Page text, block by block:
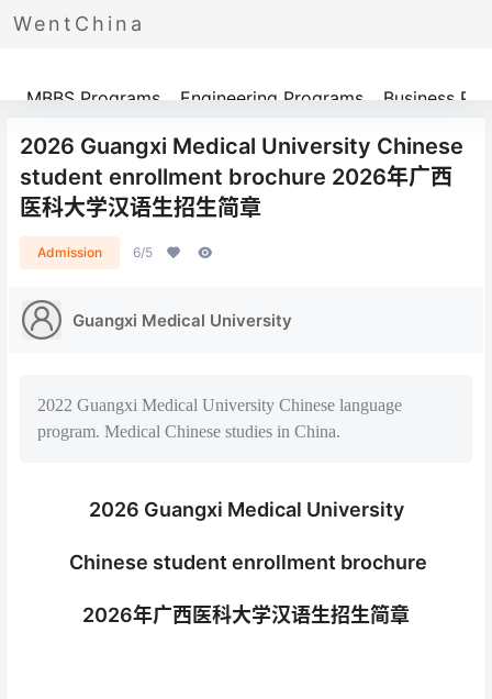
WentChina
Programs
MBBS Programs Engineering Programs Business
2026 Guangxi Medical University Chinese
student enrollment brochure 2026年广西
医科大学汉语生招生简章
Admission 6/5
Guangxi Medical University
2022 Guangxi Medical University Chinese language
program. Medical Chinese studies in China.
2026 Guangxi Medical University
Chinese student enrollment brochure
2026年广西医科大学汉语生招生简章